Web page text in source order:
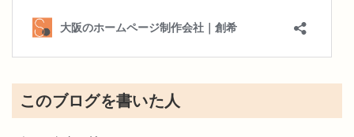
このブログを書いた人